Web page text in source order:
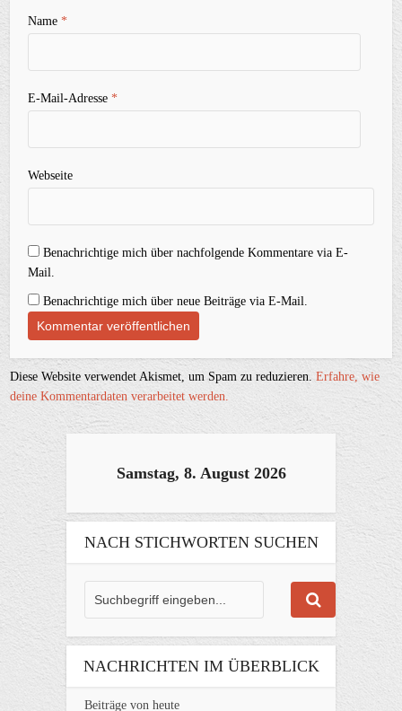
Name*
E-Mail-Adresse*
Webseite
Benachrichtige mich über nachfolgende Kommentare via E-
Mail.
Benachrichtige mich über neue Beiträge via E-Mail.
Diese Website verwendet Akismet, um Spam zu reduzieren.Erfahre, wie
deine Kommentardaten verarbeitet werden.
Samstag, 8. August 2026
NACH STICHWORTEN SUCHEN
NACHRICHTEN IM ÜBERBLICK
Beiträge von heute